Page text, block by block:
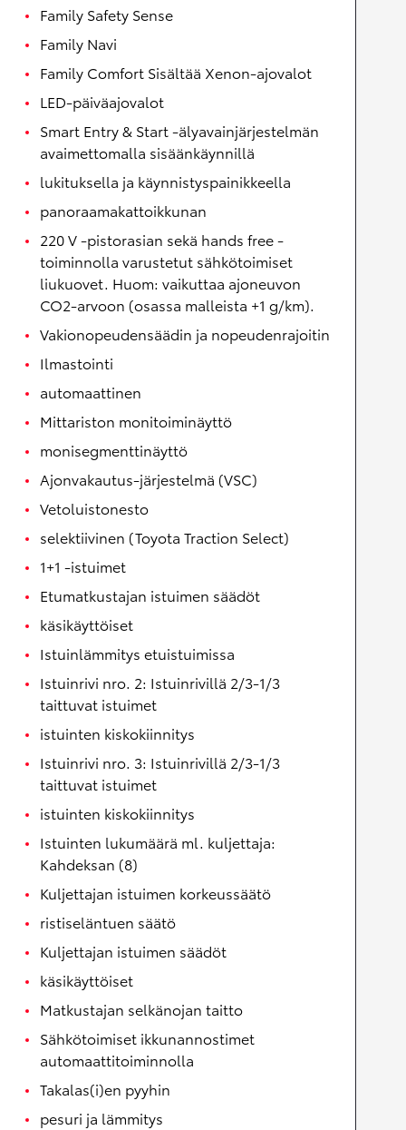
Family Safety Sense
Family Navi
Family Comfort Sisältää Xenon-ajovalot
LED-päiväajovalot
Smart Entry & Start -älyavainjärjestelmän
avaimettomalla sisäänkäynnillä
lukituksella ja käynnistyspainikkeella
panoraamakattoikkunan
220 V -pistorasian sekä hands free -
toiminnolla varustetut sähkötoimiset
liukuovet. Huom: vaikuttaa ajoneuvon
CO2-arvoon (osassa malleista +1 g/km).
Vakionopeudensäädin ja nopeudenrajoitin
Ilmastointi
automaattinen
Mittariston monitoiminäyttö
monisegmenttinäyttö
Ajonvakautus-järjestelmä (VSC)
Vetoluistonesto
selektiivinen (Toyota Traction Select)
1+1 -istuimet
Etumatkustajan istuimen säädöt
käsikäyttöiset
Istuinlämmitys etuistuimissa
Istuinrivi nro. 2: Istuinrivillä 2/3-1/3
taittuvat istuimet
istuinten kiskokiinnitys
Istuinrivi nro. 3: Istuinrivillä 2/3-1/3
taittuvat istuimet
istuinten kiskokiinnitys
Istuinten lukumäärä ml. kuljettaja:
Kahdeksan (8)
Kuljettajan istuimen korkeussäätö
ristiseläntuen säätö
Kuljettajan istuimen säädöt
käsikäyttöiset
Matkustajan selkänojan taitto
Sähkötoimiset ikkunannostimet
automaattitoiminnolla
Takalas(i)en pyyhin
pesuri ja lämmitys